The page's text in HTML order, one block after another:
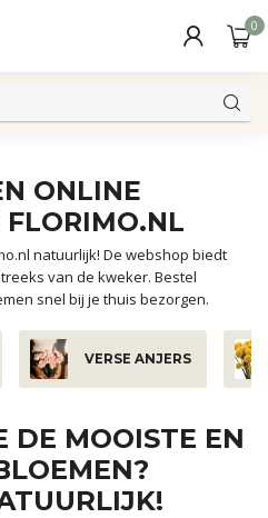
0
ONLINE
FLORIMO.NL
natuurlijk! De webshop biedt
van de kweker. Bestel
snel bij je thuis bezorgen.
VERSE ANJERS
DE MOOISTE EN